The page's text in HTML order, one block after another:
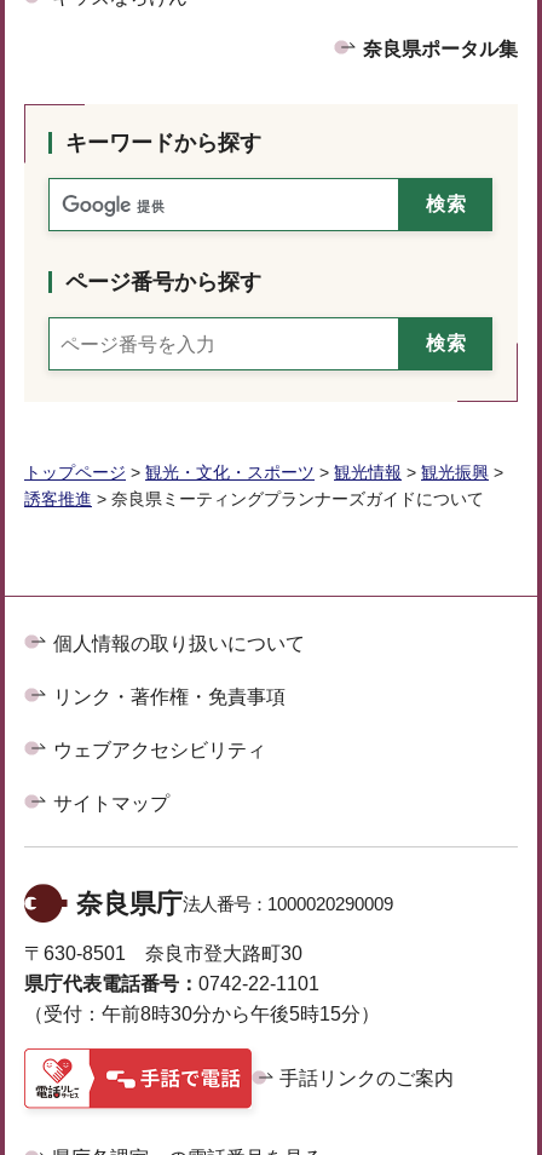
奈良県ポータル集
キーワードから探す
ページ番号から探す
トップページ > 観光・文化・スポーツ > 観光情報 > 観光振興 >
誘客推進 > 奈良県ミーティングプランナーズガイドについて
個人情報の取り扱いについて
リンク・著作権・免責事項
ウェブアクセシビリティ
サイトマップ
奈良県庁法人番号： 1000020290009
〒630-8501 奈良市登大路町30
県庁代表電話番号： 0742-22-1101
（受付：午前8時30分から午後5時15分）
手話リンクのご案内